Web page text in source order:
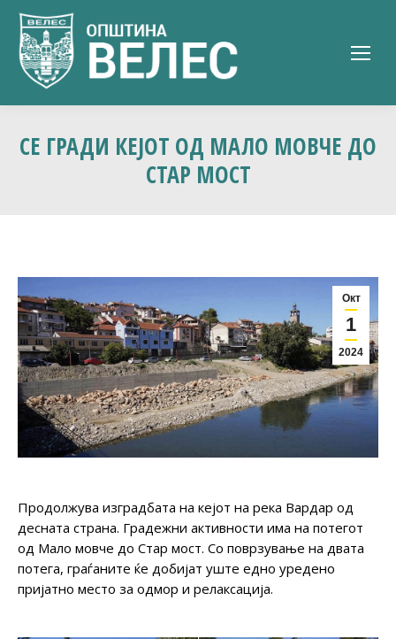
СЕ ГРАДИ КЕЈОТ ОД МАЛО МОВЧЕ ДО
СТАР МОСТ
Окт
1
2024
Продолжува изградбата на кејот на река Вардар од
десната страна. Градежни активности има на потегот
од Мало мовче до Стар мост. Со поврзување на двата
потега, граѓаните ќе добијат уште едно уредено
пријатно место за одмор и релаксација.